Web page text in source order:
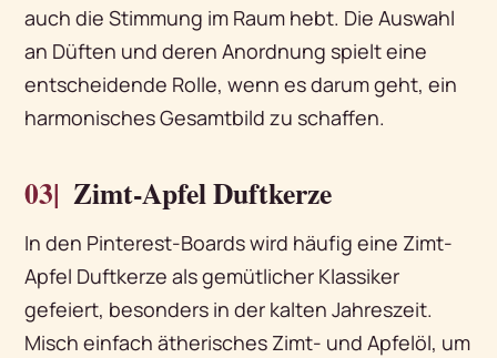
auch die Stimmung im Raum hebt. Die Auswahl
an Düften und deren Anordnung spielt eine
entscheidende Rolle, wenn es darum geht, ein
harmonisches Gesamtbild zu schaffen.
03| Zimt-Apfel Duftkerze
In den Pinterest-Boards wird häufig eine Zimt-
Apfel Duftkerze als gemütlicher Klassiker
gefeiert, besonders in der kalten Jahreszeit.
Misch einfach ätherisches Zimt- und Apfelöl, um